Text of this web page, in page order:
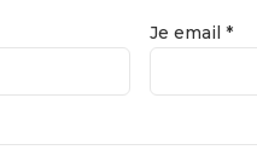
Je email *